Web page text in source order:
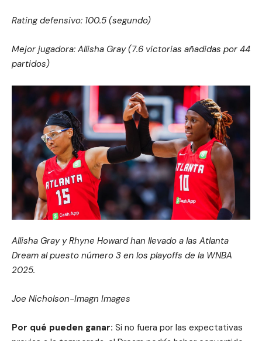
Rating defensivo: 100.5 (segundo)
Mejor jugadora: Allisha Gray (7.6 victorias añadidas por 44
partidos)
Allisha Gray y Rhyne Howard han llevado a las Atlanta
Dream al puesto número 3 en los playoffs de la WNBA
2025.
Joe Nicholson-Imagn Images
Por qué pueden ganar: Si no fuera por las expectativas